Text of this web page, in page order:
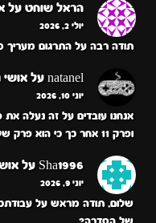
הראל שוחט על
יולי 2, 2026
תודה רבה על התרגום
natanel על אושי נו
יוני 10, 2026
ופרק 11 אחר כך כי הוא פרק של…
Sha1996 על אושי
יוני 9, 2026
שלום, תודה מראש על